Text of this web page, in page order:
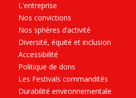
L'entreprise
Nos convictions
Nos sphères d’activité
Diversité, équité et inclusion
Accessibilité
Politique de dons
Les Festivals commandités
Durabilité environnementale